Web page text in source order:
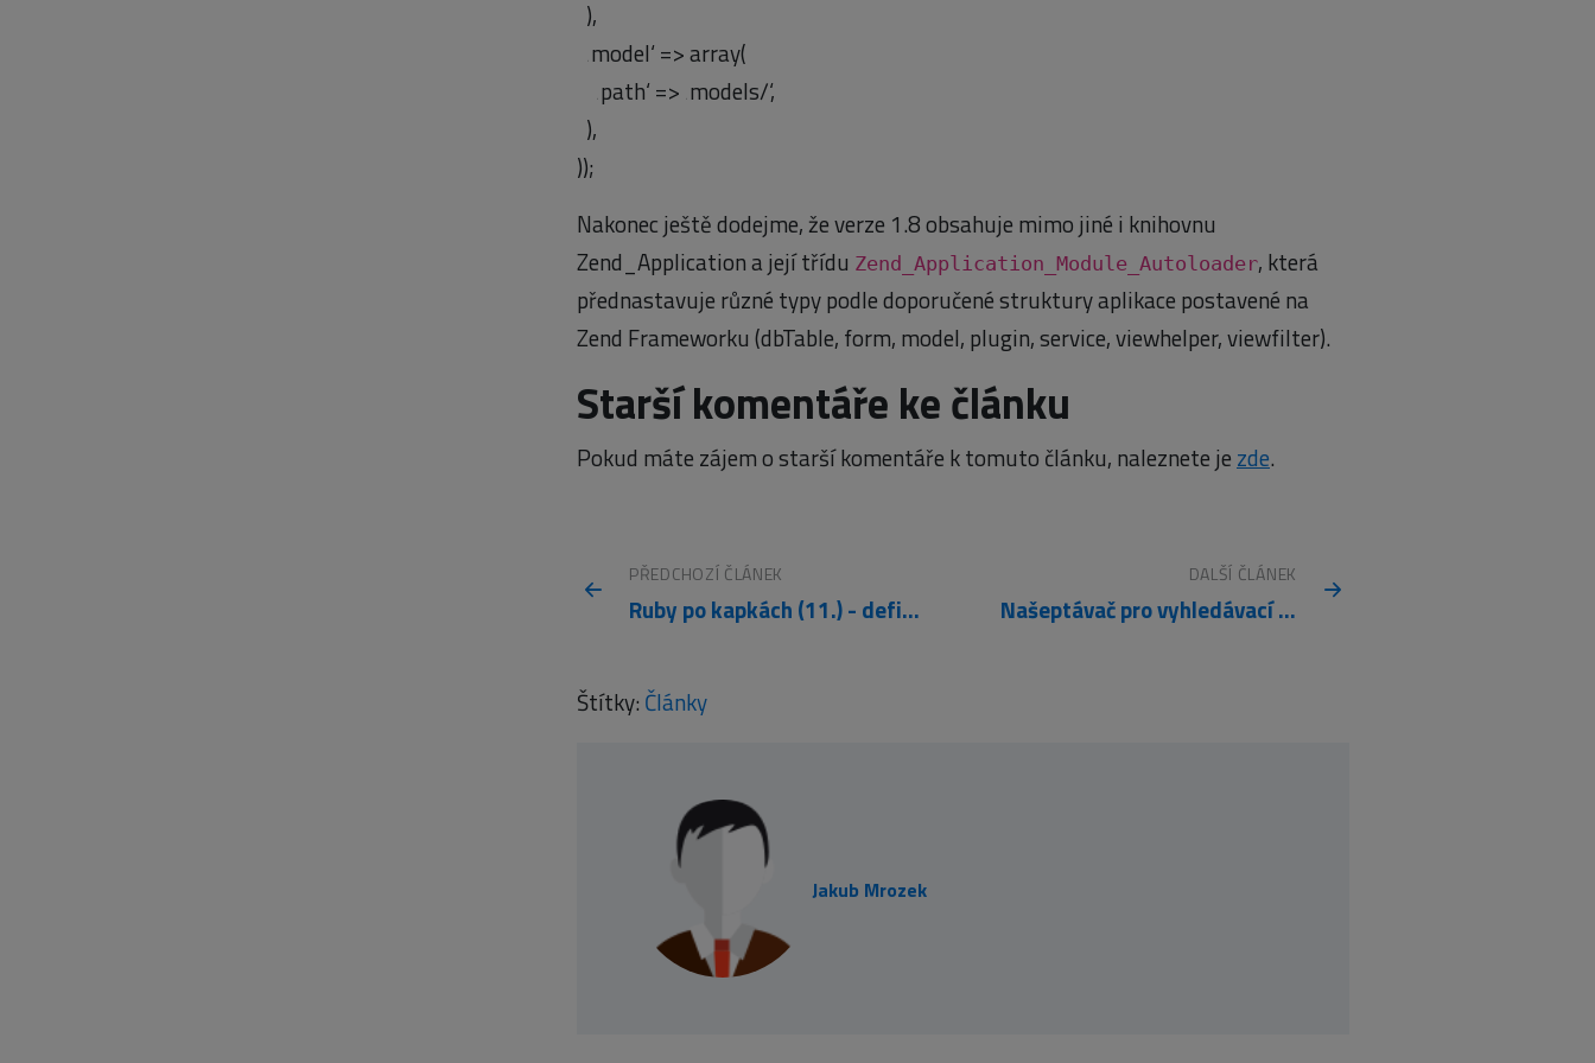
),
‚model‘ => array(
‚path‘ => ‚models/‘,
),
));
Nakonec ještě dodejme, že verze 1.8 obsahuje mimo jiné i knihovnu
Zend_Application a její třídu Zend_Application_Module_Autoloader, která
přednastavuje různé typy podle doporučené struktury aplikace postavené na
Zend Frameworku (dbTable, form, model, plugin, service, viewhelper, viewfilter).
Starší komentáře ke článku
Pokud máte zájem o starší komentáře k tomuto článku, naleznete je zde.
PŘEDCHOZÍ ČLÁNEK
Ruby po kapkách (11.) - definice tříd
DALŠÍ ČLÁNEK
Našeptávač pro vyhledávací pole v IE8
Štítky: Články
Jakub Mrozek